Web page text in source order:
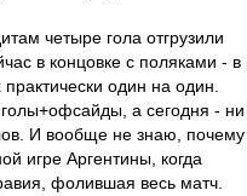
четыре гола отгрузили
в концовке с поляками - в
один на один.
а сегодня - ни
И вообще не знаю, почему
игре Аргентины, когда
фолившая весь матч.